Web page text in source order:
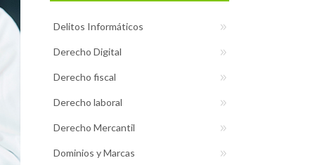
Delitos Informáticos
Derecho Digital
Derecho fiscal
Derecho laboral
Derecho Mercantil
Dominios y Marcas